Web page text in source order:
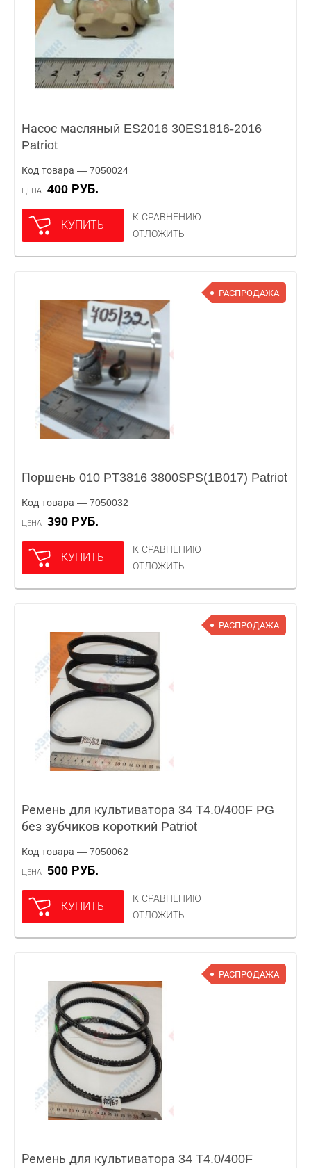
Насос масляный ES2016 30ES1816-2016
Patriot
Код товара — 7050024
ЦЕНА 400 РУБ.
КУПИТЬ
К СРАВНЕНИЮ
ОТЛОЖИТЬ
РАСПРОДАЖА
Поршень 010 PT3816 3800SPS(1B017) Patriot
Код товара — 7050032
ЦЕНА 390 РУБ.
КУПИТЬ
К СРАВНЕНИЮ
ОТЛОЖИТЬ
РАСПРОДАЖА
Ремень для культиватора 34 T4.0/400F PG
без зубчиков короткий Patriot
Код товара — 7050062
ЦЕНА 500 РУБ.
КУПИТЬ
К СРАВНЕНИЮ
ОТЛОЖИТЬ
РАСПРОДАЖА
Ремень для культиватора 34 T4.0/400F